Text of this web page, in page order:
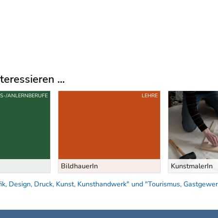
...
ANLERNBERUFE
BildhauerIn
LEHRE
KunstmalerIn
Design, Druck, Kunst, Kunsthandwerk" und "Tourismus,